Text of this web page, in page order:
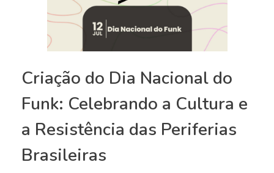
Criação do Dia Nacional do
Funk: Celebrando a Cultura e
a Resistência das Periferias
Brasileiras